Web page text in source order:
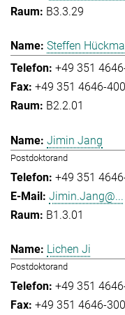
B3.3.29
Steffen
+49 351
+49 351 4646-
B2.2.01
Jimin Jang
Postdoktorand
+49 351
Jimin.Jang@...
B1.3.01
Lichen Ji
Postdoktorand
+49 351
+49 351 4646-